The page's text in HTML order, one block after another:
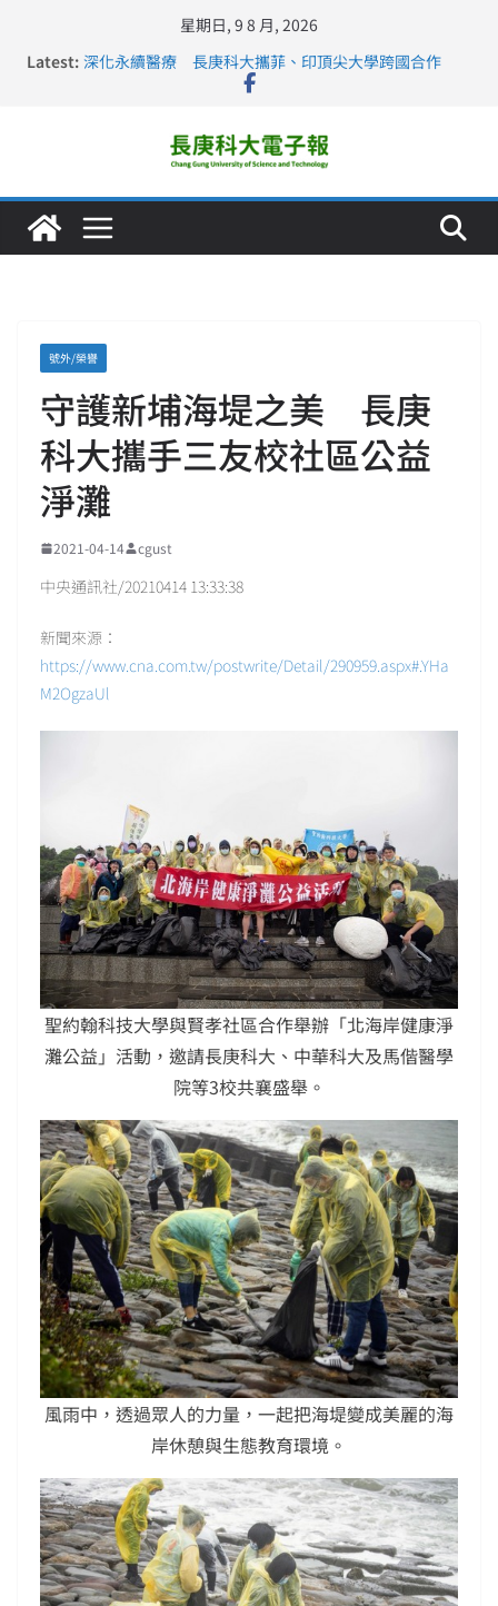
星期日, 9 8 月, 2026
Latest: 深化永續醫療 長庚科大攜菲、印頂尖大學跨國合作
長庚科大訪凱瑟醫療集團、美容學校收穫豐
仁德醫專與長庚科大締結策略聯盟 培育護理尖兵
長庚科大連四年穩居《遠見》醫學大學第5名 辦學實力再
號外/榮譽
守護新埔海堤之美 長庚
科大攜手三友校社區公益
淨灘
2021-04-14 cgust
中央通訊社/20210414 13:33:38
新聞來源：
https://www.cna.com.tw/postwrite/Detail/290959.aspx#.YHa
M2OgzaUl
聖約翰科技大學與賢孝社區合作舉辦「北海岸健康淨
灘公益」活動，邀請長庚科大、中華科大及馬偕醫學
院等3校共襄盛舉。
風雨中，透過眾人的力量，一起把海堤變成美麗的海
岸休憩與生態教育環境。